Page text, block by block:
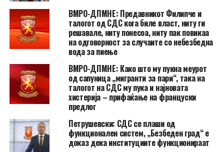
ВМРО-ДПМНЕ: Предавникот Филипче и
талогот од СДС кога биле власт, ниту ги
решавале, ниту понесоа, ниту пак повикаа
на одговорност за случаите со небезбедна
вода за пиење
ВМРО-ДПМНЕ: Како што му пукна меурот
од сапуница „мигранти за пари“, така на
талогот на СДС му пука и најновата
хистерија – прифаќање на француски
предлог
Петрушевски: СДС се плаши од
функционален систем, „Безбеден град“ е
доказ дека институциите функционираат